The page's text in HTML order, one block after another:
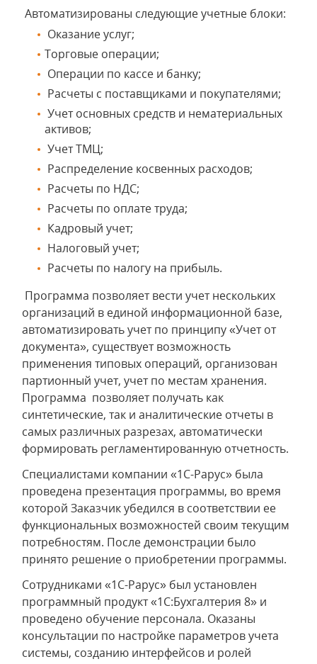
Автоматизированы следующие учетные блоки:
Оказание услуг;
Торговые операции;
Операции по кассе и банку;
Расчеты с поставщиками и покупателями;
Учет основных средств и нематериальных
активов;
Учет ТМЦ;
Распределение косвенных расходов;
Расчеты по НДС;
Расчеты по оплате труда;
Кадровый учет;
Налоговый учет;
Расчеты по налогу на прибыль.
Программа позволяет вести учет нескольких
организаций в единой информационной базе,
автоматизировать учет по принципу «Учет от
документа», существует возможность
применения типовых операций, организован
партионный учет, учет по местам хранения.
Программа позволяет получать как
синтетические, так и аналитические отчеты в
самых различных разрезах, автоматически
формировать регламентированную отчетность.
Специалистами компании «1С-Рарус» была
проведена презентация программы, во время
которой Заказчик убедился в соответствии ее
функциональных возможностей своим текущим
потребностям. После демонстрации было
принято решение о приобретении программы.
Сотрудниками «1С-Рарус» был установлен
программный продукт «1С:Бухгалтерия 8» и
проведено обучение персонала. Оказаны
консультации по настройке параметров учета
системы, созданию интерфейсов и ролей